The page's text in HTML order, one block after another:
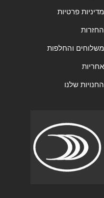
מדיניות פרטיות
החזרות
משלוחים והחלפות
אחריות
החנויות שלנו